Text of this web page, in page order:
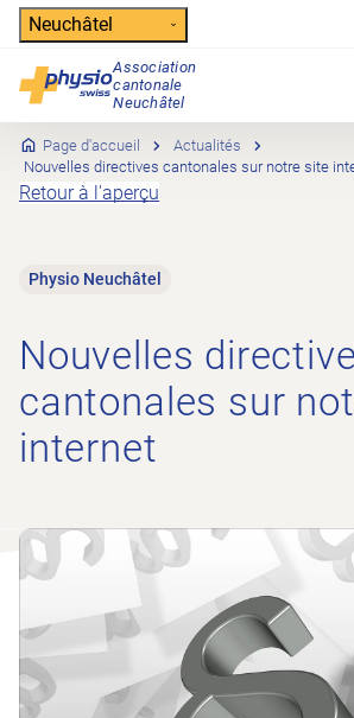
Header
Neuchâtel
Association
cantonale
Neuchâtel
Navigation principale
Page d'accueil
Actualités
Nouvelles directives cantonales sur notre site
Retour à l'aperçu
Physio Neuchâtel
Nouvelles
cantonales sur
internet